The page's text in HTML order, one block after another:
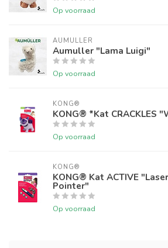
Op voorraad
AUMULLER
Aumuller "Lama Luigi"
Op voorraad
KONG®
KONG® *Kat CRACKLES
Op voorraad
KONG®
KONG® Kat ACTIVE "Laser
Pointer"
Op voorraad